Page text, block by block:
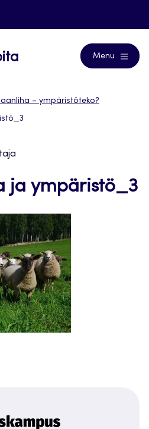
Menu
– ympäristöteko?
ja ympäristö_3